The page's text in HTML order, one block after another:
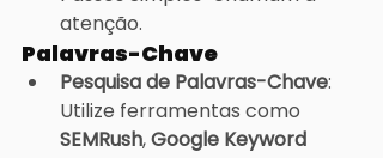
atenção.
Palavras-Chave
Pesquisa de Palavras-Chave:
Utilize ferramentas como
SEMRush, Google Keyword